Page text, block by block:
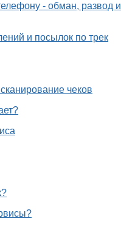
- обман, развод и
и посылок по трек
чеков